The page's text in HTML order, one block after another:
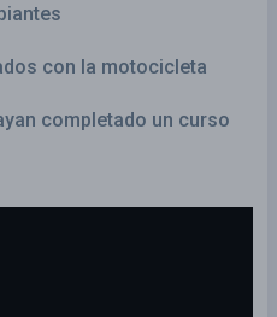
con la motocicleta
completado un curso